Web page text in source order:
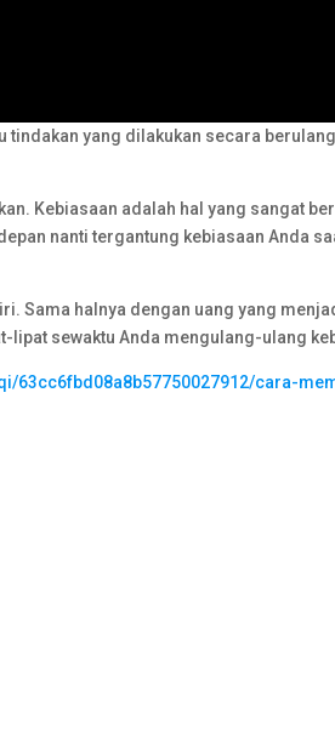
tindakan yang dilakukan secara
Kebiasaan adalah hal yang sangat
nanti tergantung kebiasaan Anda
Sama halnya dengan uang yang
sewaktu Anda mengulang-ulang
63cc6fbd08a8b57750027912/cara-